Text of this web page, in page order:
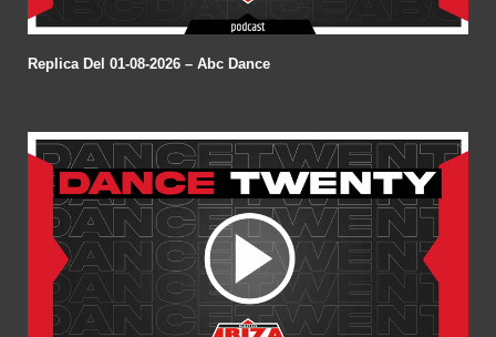
Replica Del 01-08-2026 – Abc Dance